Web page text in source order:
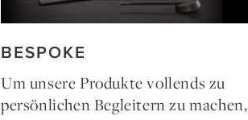
BESPOKE
Um unsere Produkte vollends zu
persönlichen Begleitern zu machen,